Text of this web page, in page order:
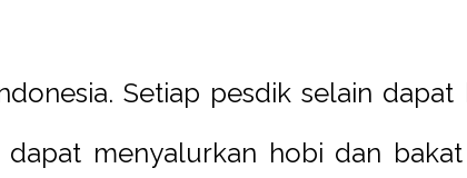
Setiap pesdik selain
dapat menyalurkan hobi dan